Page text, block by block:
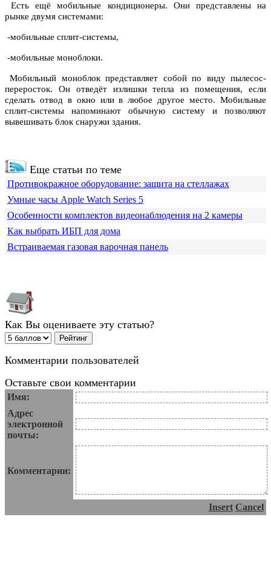
Есть ещё мобильные кондиционеры. Они представлены на
рынке двумя системами:
-мобильные сплит-системы,
-мобильные моноблоки.
Мобильный моноблок представляет собой по виду пылесос-
переросток. Он отведёт излишки тепла из помещения, если
сделать отвод в окно или в любое другое место. Мобильные
сплит-системы напоминают обычную систему и позволяют
вывешивать блок снаружи здания.
Еще статьи по теме
Противокражное оборудование: защита на стеллажах
Умные часы Apple Watch Series 5
Особенности комплектов видеонаблюдения на 2 камеры
Как выбрать ИБП для дома
Встраиваемая газовая варочная панель
Как Вы оцениваете эту статью?
Комментарии пользователей
Оставьте свои комментарии
Имя:
Адрес
электронной
почты:
Комментарии:
Insert Cancel